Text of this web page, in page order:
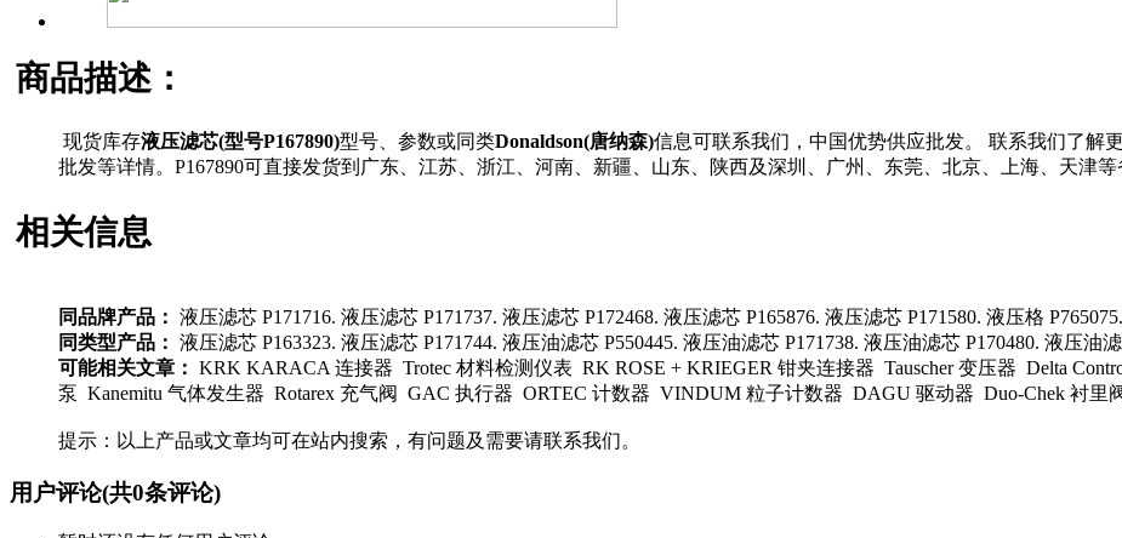
商品描述：
现货库存液压滤芯(型号P167890)型号、参数或同类Donaldson(唐纳森)信息可联系我们，中国优势供应批发。 联系我们了解
批发等详情。P167890可直接发货到广东、江苏、浙江、河南、新疆、山东、陕西及深圳、广州、东莞、北京、上海、天津等
相关信息
同品牌产品： 液压滤芯 P171716. 液压滤芯 P171737. 液压滤芯 P172468. 液压滤芯 P165876. 液压滤芯 P171580. 液压格
同类型产品： 液压滤芯 P163323. 液压滤芯 P171744. 液压油滤芯 P550445. 液压油滤芯 P171738. 液压油滤芯 P170480. 液压油
可能相关文章： KRK KARACA 连接器 Trotec 材料检测仪表 RK ROSE + KRIEGER 钳夹连接器 Tauscher 变压器 Delta
泵 Kanemitu 气体发生器 Rotarex 充气阀 GAC 执行器 ORTEC 计数器 VINDUM 粒子计数器 DAGU 驱动器 Duo-Chek 衬里
提示：以上产品或文章均可在站内搜索，有问题及需要请联系我们。
用户评论(共0条评论)